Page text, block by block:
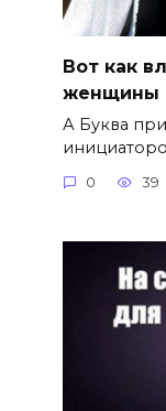
Вот как
женщины
А Буква
0 39